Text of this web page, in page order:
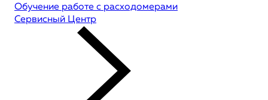
Обучение работе с расходомерами
Сервисный Центр